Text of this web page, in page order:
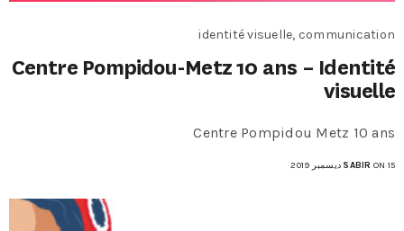
identité visuelle, communication
Centre Pompidou-Metz 10 ans – Identité
visuelle
Centre Pompidou Metz 10 ans
SABIR ON 15 ديسمبر 2019